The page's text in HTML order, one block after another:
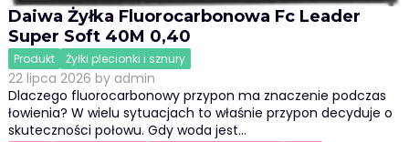
Daiwa Żyłka Fluorocarbonowa Fc Leader
Super Soft 40M 0,40
Produkt Żyłki plecionki i sznury
22 lipca 2026 by admin
Dlaczego fluorocarbonowy przypon ma znaczenie podczas
łowienia? W wielu sytuacjach to właśnie przypon decyduje o
skuteczności połowu. Gdy woda jest…